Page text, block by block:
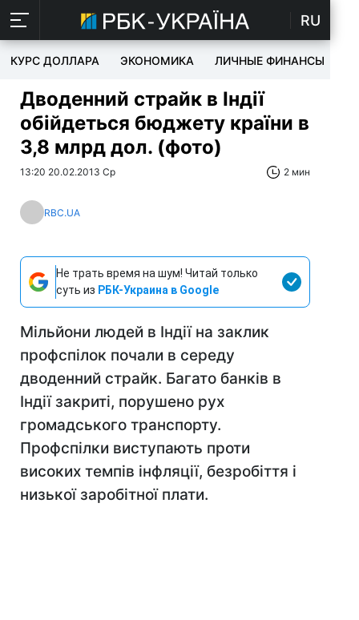
RU
КУРС ДОЛЛАРА ЭКОНОМИКА ЛИЧНЫЕ ФИНАНСЫ
Дводенний страйк в Індії
обійдеться бюджету країни в
3,8 млрд дол. (фото)
13:20 20.02.2013 Ср 2 мин
RBC.UA
Не трать время на шум! Читай только
суть из РБК-Украина в Google
Мільйони людей в Індії на заклик
профспілок почали в середу
дводенний страйк. Багато банків в
Індії закриті, порушено рух
громадського транспорту.
Профспілки виступають проти
високих темпів інфляції, безробіття і
низької заробітної плати.